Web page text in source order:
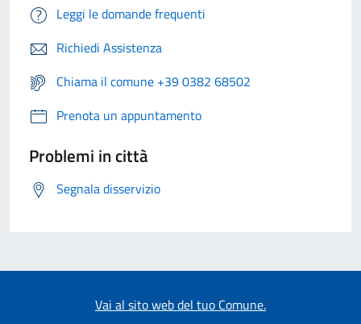
Leggi le domande frequenti
Richiedi Assistenza
Chiama il comune +39 0382 68502
Prenota un appuntamento
Problemi in città
Segnala disservizio
Vai al sito web del tuo Comune.